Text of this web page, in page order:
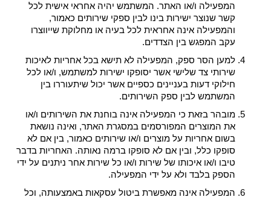
המפעילה ו/או האתר. המשתמש יהיה אחראי אישית לכל
קשר שנוצר ישירות בינו לבין ספקי שירותים כאמור,
והמפעילה אינה אחראית לכל בעיה או מחלוקת שייווצרו
עקב המפגש בין הצדדים.
למען הסר ספק, המפעילה לא תישא בכל אחריות לאיכות
שירותי צד שלישי אשר יסופקו ישירות למשתמש, ו/או לכל
חילוקי דעות בעניינים כספיים אשר יכול שיתעוררו בין
המשתמש לבין ספק השירותים.
מובהר בזאת כי המפעילה אינה בוחנת את השירותים ו/או
את המוצרים המפורסמים במסגרת האתר, ואינה נושאת
בשום אחריות על מוצרים ו/או שירותים כאמור, בין אם לא
סופקו כלל, ובין אם לא סופקו ברמה נאותה. האחריות בדבר
טיבו ו/או איכותו של שירות ו/או כל שירות אחר ניתנים על ידי
הספק בלבד ולא על ידי המפעילה.
המפעילה אינה מאפשרת ביטול עסקאות באמצעותה, וכל